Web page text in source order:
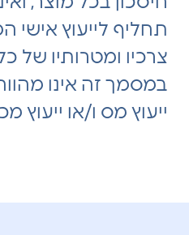
תחליף לייעוץ אישי
צרכיו ומטרותיו של
במסמך זה אינו מהווה
ייעוץ מס ו/או ייעוץ